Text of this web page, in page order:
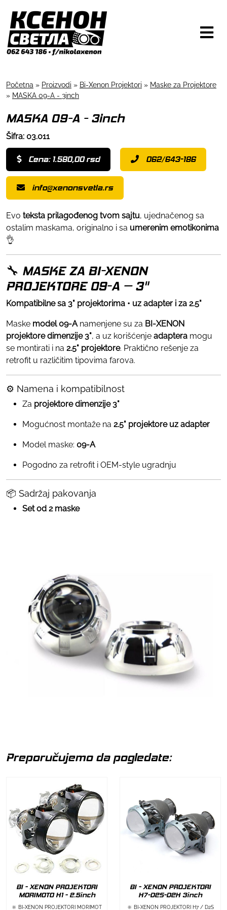
Početna » Proizvodi » Bi-Xenon Projektori » Maske za Projektore
» MASKA 09-A - 3inch
MASKA 09-A - 3inch
Šifra: 03.011
Cena: 1.580,00 rsd 062/643-186
info@xenonsvetla.rs
Evo teksta prilagođenog tvom sajtu, ujednačenog sa
ostalim maskama, originalno i sa umerenim emotikonima
👌
🔧 MASKE ZA BI-XENON
PROJEKTORE 09-A – 3"
Kompatibilne sa 3" projektorima • uz adapter i za 2.5"
Maske model 09-A namenjene su za BI-XENON
projektore dimenzije 3", a uz korišćenje adaptera mogu
se montirati i na 2.5" projektore. Praktično rešenje za
retrofit u različitim tipovima farova.
⚙️ Namena i kompatibilnost
Za projektore dimenzije 3"
Mogućnost montaže na 2.5" projektore uz adapter
Model maske: 09-A
Pogodno za retrofit i OEM-style ugradnju
📦 Sadržaj pakovanja
Set od 2 maske
Preporučujemo da pogledate:
BI - XENON PROJEKTORI
MORIMOTO H1 - 2.5inch
🔆 BI-XENON PROJEKTORI MORIMOT
BI - XENON PROJEKTORI
H7-D2S-D2H 3inch
🔆 BI-XENON PROJEKTORI H7 / D2S